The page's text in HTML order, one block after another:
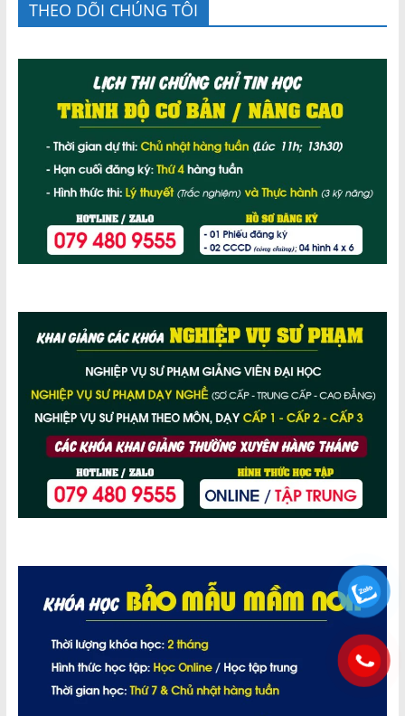
THEO DÕI CHÚNG TÔI